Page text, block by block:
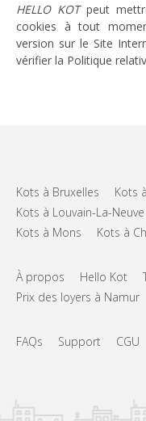
HELLO KOTpeut
cookies à tout
version sur le Site
vérifier la Politique
Kots à Bruxelles Kots
Kots à Louvain-La-Neuve
Kots à Mons
Kots à
À propos Hello Kot
Prix des loyers à Namur
FAQs Support CGU